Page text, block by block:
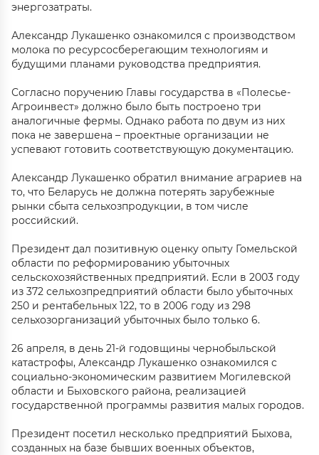
энергозатраты.
Александр Лукашенко ознакомился с производством
молока по ресурсосберегающим технологиям и
будущими планами руководства предприятия.
Согласно поручению Главы государства в «Полесье-
Агроинвест» должно было быть построено три
аналогичные фермы. Однако работа по двум из них
пока не завершена – проектные организации не
успевают готовить соответствующую документацию.
Александр Лукашенко обратил внимание аграриев на
то, что Беларусь не должна потерять зарубежные
рынки сбыта сельхозпродукции, в том числе
российский.
Президент дал позитивную оценку опыту Гомельской
области по реформированию убыточных
сельскохозяйственных предприятий. Если в 2003 году
из 372 сельхозпредприятий области было убыточных
250 и рентабельных 122, то в 2006 году из 298
сельхозорганизаций убыточных было только 6.
26 апреля, в день 21-й годовщины чернобыльской
катастрофы, Александр Лукашенко ознакомился с
социально-экономическим развитием Могилевской
области и Быховского района, реализацией
государственной программы развития малых городов.
Президент посетил несколько предприятий Быхова,
созданных на базе бывших военных объектов,